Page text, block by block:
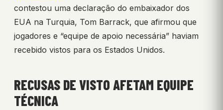
contestou uma declaração do embaixador dos
EUA na Turquia, Tom Barrack, que afirmou que
jogadores e “equipe de apoio necessária” haviam
recebido vistos para os Estados Unidos.
RECUSAS DE VISTO AFETAM EQUIPE
TÉCNICA